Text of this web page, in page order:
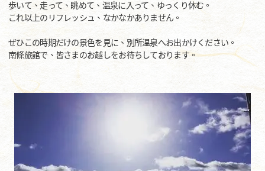
歩いて、走って、眺めて、温泉に入って、ゆっくり休む。
これ以上のリフレッシュ、なかなかありません。
ぜひこの時期だけの景色を見に、別所温泉へお出かけください。
南條旅館で、皆さまのお越しをお待ちしております。